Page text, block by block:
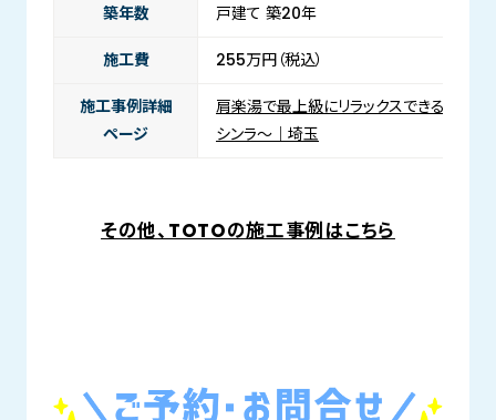
築年数 戸建て 築20年
施工費 255万円（税込）
施工事例詳細
ページ
肩楽湯で最上級にリラックスできるお風
シンラ～｜埼玉
その他、TOTOの施工事例はこちら